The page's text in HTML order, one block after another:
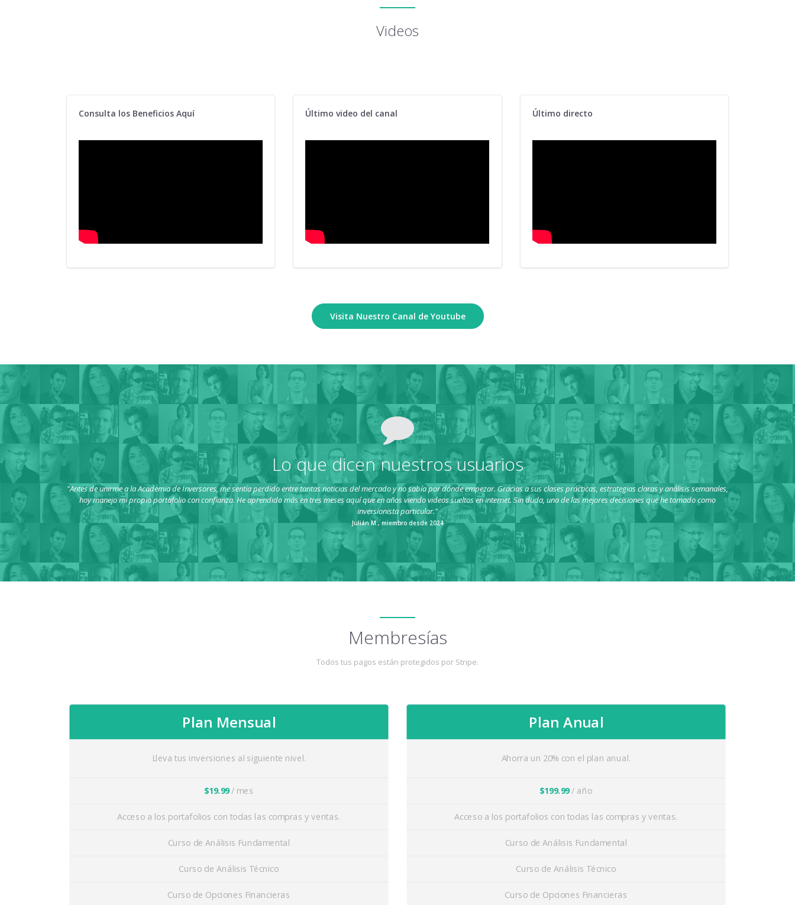
Videos
Consulta los Beneficios Aquí Último video del canal Último directo
Visita Nuestro Canal de Youtube
Lo que dicen nuestros usuarios
"Antes de unirme a la Academia de Inversores, me sentía perdido entre tantas noticias del mercado y no sabía por dónde empezar. Gracias a sus clases prácticas, estrategias claras y análisis semanales,
hoy manejo mi propio portafolio con confianza. He aprendido más en tres meses aquí que en años viendo videos sueltos en internet. Sin duda, una de las mejores decisiones que he tomado como
inversionista particular."
Julián M., miembro desde 2024
Membresías
Todos tus pagos están protegidos por Stripe.
Plan Mensual
Lleva tus inversiones al siguiente nivel.
$19.99/ mes
Acceso a los portafolios con todas las compras y ventas.
Curso de Análisis Fundamental
Curso de Análisis Técnico
Curso de Opciones Financieras
Plan Anual
Ahorra un 20% con el plan anual.
$199.99/ año
Acceso a los portafolios con todas las compras y ventas.
Curso de Análisis Fundamental
Curso de Análisis Técnico
Curso de Opciones Financieras